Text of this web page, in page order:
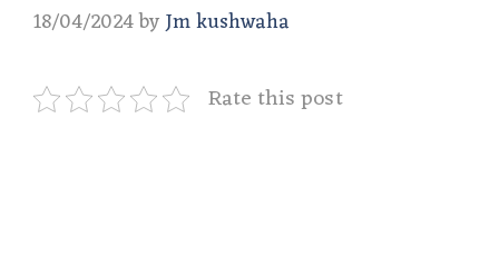
18/04/2024byJm kushwaha
Rate this post